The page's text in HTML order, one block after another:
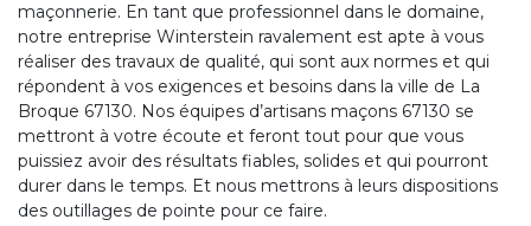
maçonnerie. En tant que professionnel dans le domaine,
notre entreprise Winterstein ravalement est apte à vous
réaliser des travaux de qualité, qui sont aux normes et qui
répondent à vos exigences et besoins dans la ville de La
Broque 67130. Nos équipes d’artisans maçons 67130 se
mettront à votre écoute et feront tout pour que vous
puissiez avoir des résultats fiables, solides et qui pourront
durer dans le temps. Et nous mettrons à leurs dispositions
des outillages de pointe pour ce faire.